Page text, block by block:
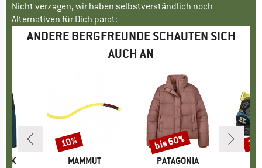
Nicht verzagen, wir haben selbstverständlich noch
Alternativen für Dich parat:
ANDERE BERGFREUNDE SCHAUTEN SICH
AUCH AN
MARKE
MAMMUT
Rabatt
10%
MARKE
PATAGONIA
Rabatt
bis 60%